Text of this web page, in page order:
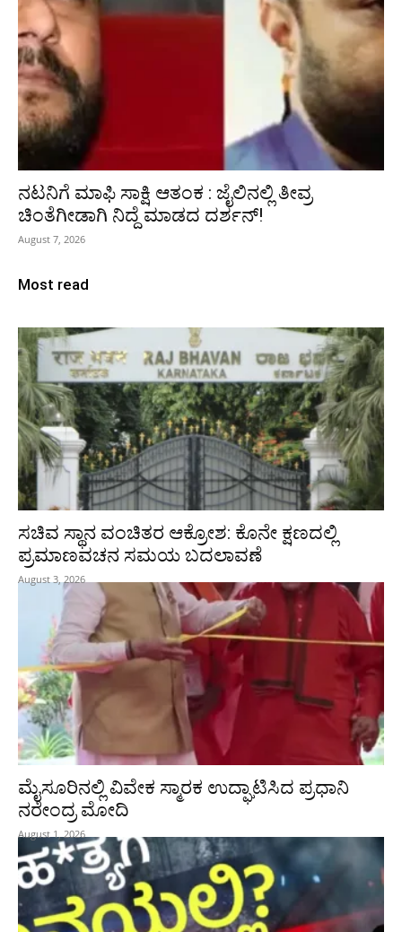
ನಟನಿಗೆ ಮಾಫಿ ಸಾಕ್ಷಿ ಆತಂಕ : ಜೈಲಿನಲ್ಲಿ ತೀವ್ರ
ಚಿಂತೆಗೀಡಾಗಿ ನಿದ್ದೆ ಮಾಡದ ದರ್ಶನ್!
August 7, 2026
Most read
ಸಚಿವ ಸ್ಥಾನ ವಂಚಿತರ ಆಕ್ರೋಶ: ಕೊನೇ ಕ್ಷಣದಲ್ಲಿ
ಪ್ರಮಾಣವಚನ ಸಮಯ ಬದಲಾವಣೆ
August 3, 2026
ಮೈಸೂರಿನಲ್ಲಿ ವಿವೇಕ ಸ್ಮಾರಕ ಉದ್ಘಾಟಿಸಿದ ಪ್ರಧಾನಿ
ನರೇಂದ್ರ ಮೋದಿ
August 1, 2026